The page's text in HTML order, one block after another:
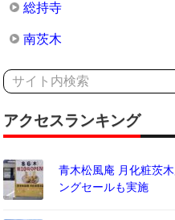
総持寺
南茨木
アクセスランキング
青木松風庵 月化粧茨
ングセールも実施